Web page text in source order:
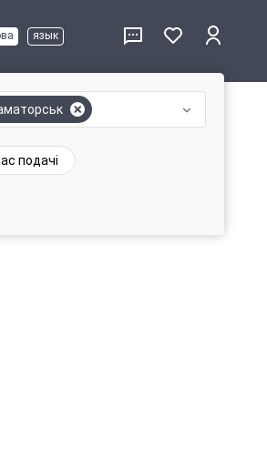
язык
подачі